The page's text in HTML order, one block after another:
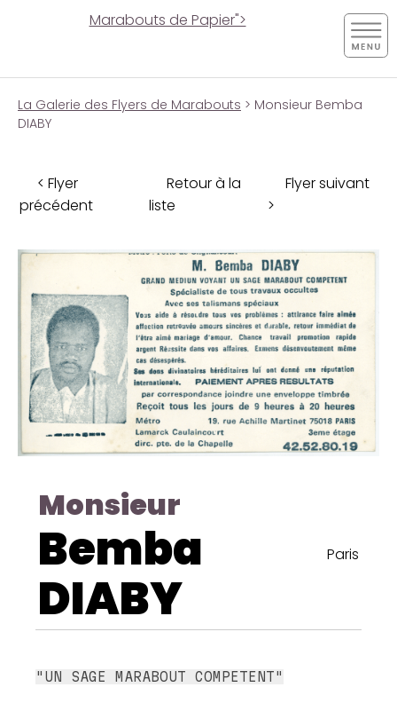
Marabouts de Papier">
La Galerie des Flyers de Marabouts > Monsieur Bemba
DIABY
< Flyer
précédent
Retour à la
liste
Flyer suivant
>
Monsieur
Bemba
DIABY
Paris
"UN SAGE MARABOUT COMPETENT"